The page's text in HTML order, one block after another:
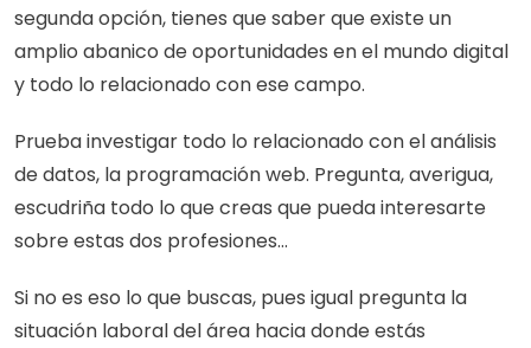
segunda opción, tienes que saber que existe un
amplio abanico de oportunidades en el mundo digital
y todo lo relacionado con ese campo.
Prueba investigar todo lo relacionado con el análisis
de datos, la programación web. Pregunta, averigua,
escudriña todo lo que creas que pueda interesarte
sobre estas dos profesiones…
Si no es eso lo que buscas, pues igual pregunta la
situación laboral del área hacia donde estás